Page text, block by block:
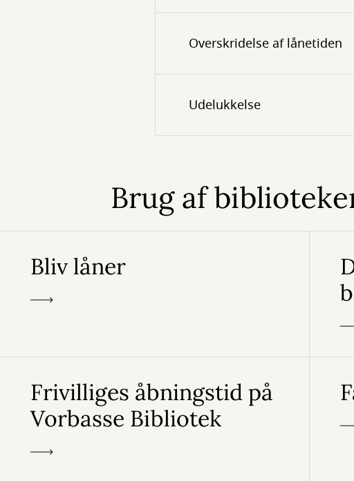
Overskridelse af lånetiden
Udelukkelse
Brug af
Bliv låner
Frivilliges åbningstid på
Vorbasse Bibliotek